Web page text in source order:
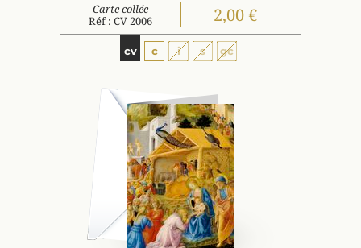
Carte collée
Réf : CV 2006
2,00 €
cv c i s gc